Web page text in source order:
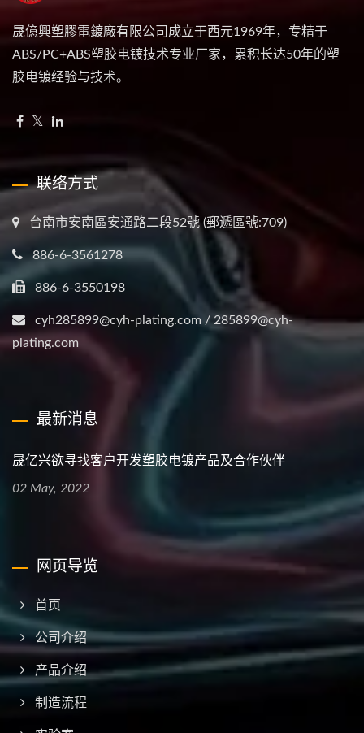
晟億興塑膠電鍍廠有限公司成立于西元1969年，专精于
ABS/PC+ABS塑胶电镀技术专业厂家，累积长达50年的塑
胶电镀经验与技术。
联络方式
台南市安南區安通路二段52號 (郵遞區號:709)
886-6-3561278
886-6-3550198
cyh285899@cyh-plating.com / 285899@cyh-
plating.com
最新消息
晟亿兴欲寻找客户开发塑胶电镀产品及合作伙伴
02 May, 2022
网页导览
首页
公司介绍
产品介绍
制造流程